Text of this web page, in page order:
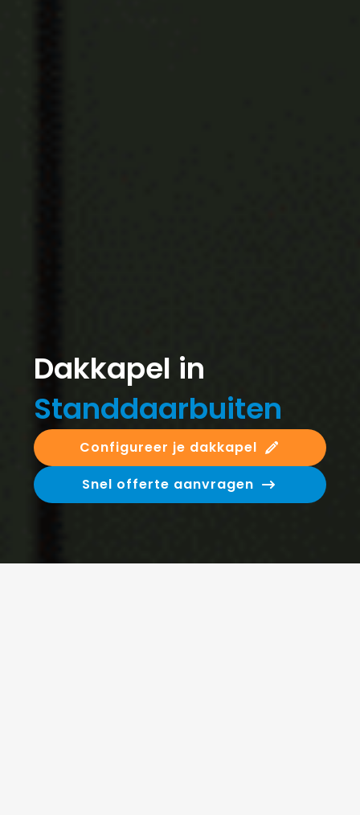
Dakkapel in
Standdaarbuiten
Configureer je dakkapel
Snel offerte aanvragen